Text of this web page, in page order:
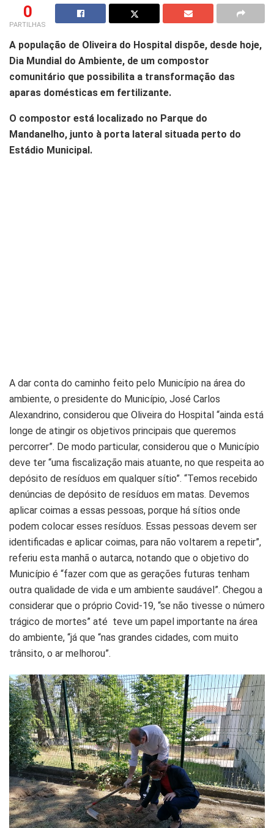
0
PARTILHAS
A população de Oliveira do Hospital dispõe, desde hoje,
Dia Mundial do Ambiente, de um compostor
comunitário que possibilita a transformação das
aparas domésticas em fertilizante.
O compostor está localizado no Parque do
Mandanelho, junto à porta lateral situada perto do
Estádio Municipal.
A dar conta do caminho feito pelo Município na área do
ambiente, o presidente do Município, José Carlos
Alexandrino, considerou que Oliveira do Hospital “ainda está
longe de atingir os objetivos principais que queremos
percorrer”. De modo particular, considerou que o Município
deve ter “uma fiscalização mais atuante, no que respeita ao
depósito de resíduos em qualquer sítio”. “Temos recebido
denúncias de depósito de resíduos em matas. Devemos
aplicar coimas a essas pessoas, porque há sítios onde
podem colocar esses resíduos. Essas pessoas devem ser
identificadas e aplicar coimas, para não voltarem a repetir”,
referiu esta manhã o autarca, notando que o objetivo do
Município é “fazer com que as gerações futuras tenham
outra qualidade de vida e um ambiente saudável”. Chegou a
considerar que o próprio Covid-19, “se não tivesse o número
trágico de mortes” até teve um papel importante na área
do ambiente, “já que “nas grandes cidades, com muito
trânsito, o ar melhorou”.